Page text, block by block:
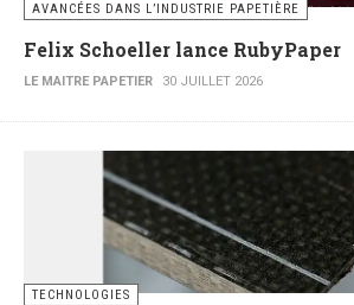
AVANCÉES DANS L’INDUSTRIE PAPETIÈRE
Felix Schoeller lance RubyPaper
LE MAITRE PAPETIER 30 JUILLET 2026
TECHNOLOGIES